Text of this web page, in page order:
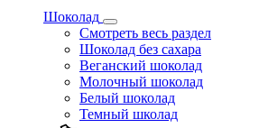
Шоколад
Смотреть весь раздел
Шоколад без сахара
Веганский шоколад
Молочный шоколад
Белый шоколад
Темный школад